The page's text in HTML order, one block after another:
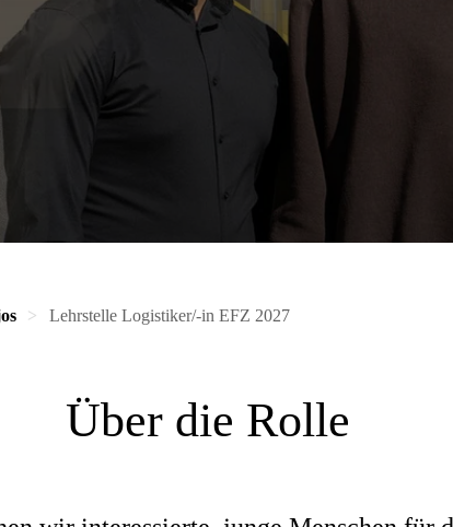
Lehrstelle Logistiker/-in EFZ 2027
Über die Rolle